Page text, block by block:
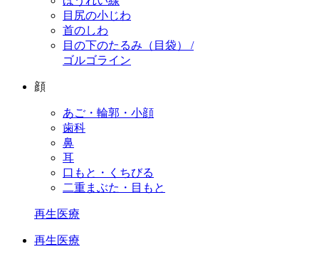
目尻の小じわ
首のしわ
目の下のたるみ（目袋） /
ゴルゴライン
顔
あご・輪郭・小顔
歯科
鼻
耳
口もと・くちびる
二重まぶた・目もと
再生医療
再生医療